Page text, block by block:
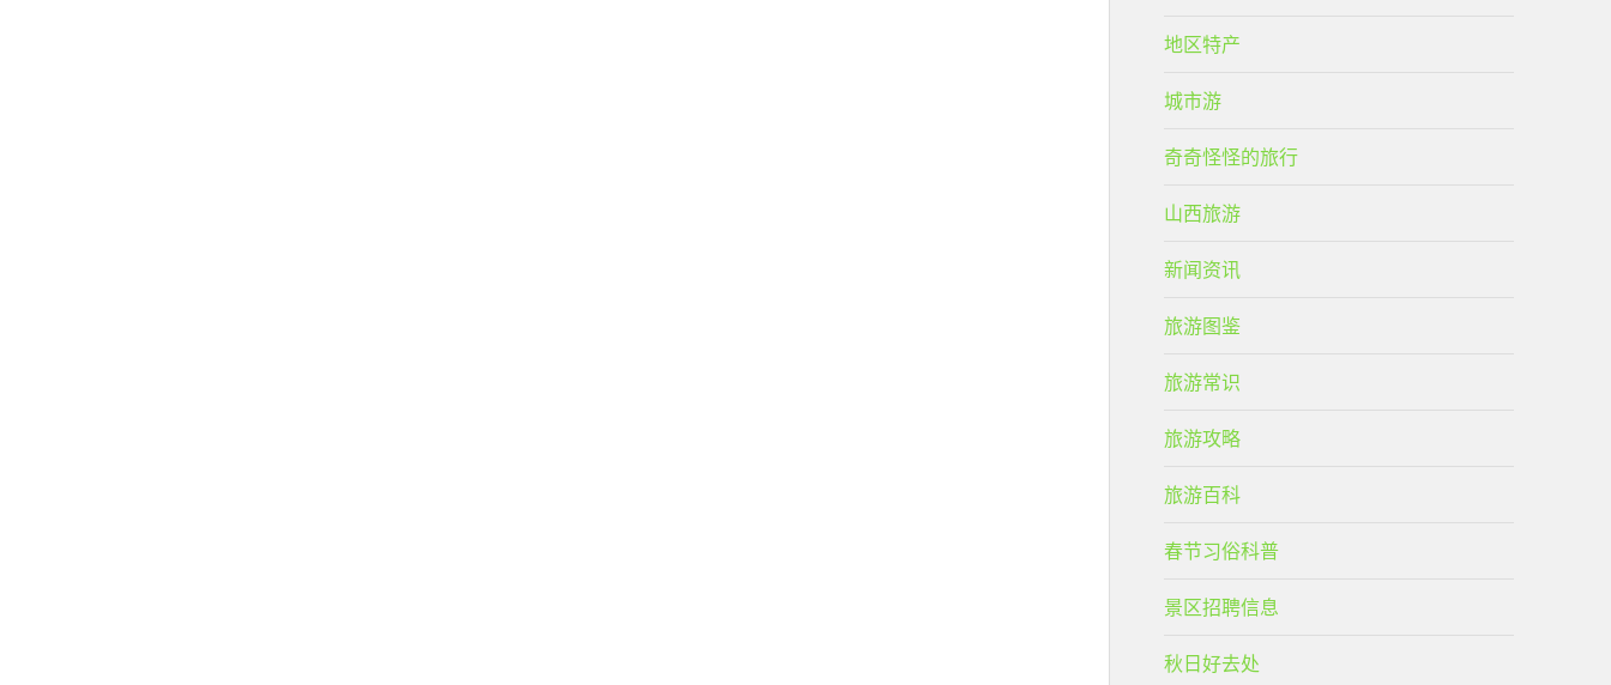
地区特产
城市游
奇奇怪怪的旅行
山西旅游
新闻资讯
旅游图鉴
旅游常识
旅游攻略
旅游百科
春节习俗科普
景区招聘信息
秋日好去处